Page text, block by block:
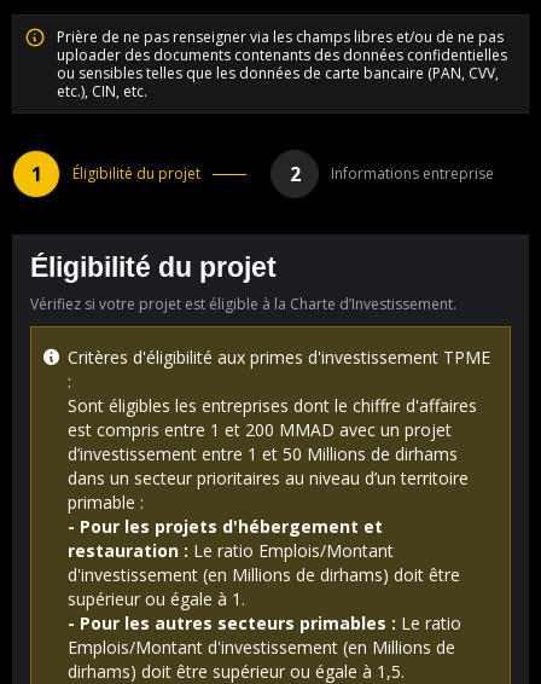
Paragraphs
Prière de ne pas renseigner via les champs libres et/ou de ne pas
uploader des documents contenants des données confidentielles
ou sensibles telles que les données de carte bancaire (PAN, CVV,
etc.), CIN, etc.
Éligibilité du projet Informations entreprise
Éligibilité du projet
Vérifiez si votre projet est éligible à la Charte d’Investissement.
Critères d'éligibilité aux primes d'investissement TPME
:
Sont éligibles les entreprises dont le chiffre d'affaires
est compris entre 1 et 200 MMAD avec un projet
d’investissement entre 1 et 50 Millions de dirhams
dans un secteur prioritaires au niveau d’un territoire
primable :
- Pour les projets d'hébergement et
restauration : Le ratio Emplois/Montant
d'investissement (en Millions de dirhams) doit être
supérieur ou égale à 1.
- Pour les autres secteurs primables : Le ratio
Emplois/Montant d'investissement (en Millions de
dirhams) doit être supérieur ou égale à 1,5.